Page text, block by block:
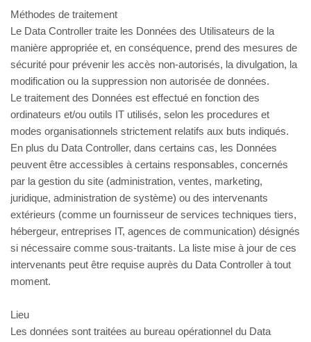
Méthodes de traitement
Le Data Controller traite les Données des Utilisateurs de la
manière appropriée et, en conséquence, prend des mesures de
sécurité pour prévenir les accès non-autorisés, la divulgation, la
modification ou la suppression non autorisée de données.
Le traitement des Données est effectué en fonction des
ordinateurs et/ou outils IT utilisés, selon les procedures et
modes organisationnels strictement relatifs aux buts indiqués.
En plus du Data Controller, dans certains cas, les Données
peuvent être accessibles à certains responsables, concernés
par la gestion du site (administration, ventes, marketing,
juridique, administration de système) ou des intervenants
extérieurs (comme un fournisseur de services techniques tiers,
hébergeur, entreprises IT, agences de communication) désignés
si nécessaire comme sous-traitants. La liste mise à jour de ces
intervenants peut être requise auprès du Data Controller à tout
moment.
Lieu
Les données sont traitées au bureau opérationnel du Data